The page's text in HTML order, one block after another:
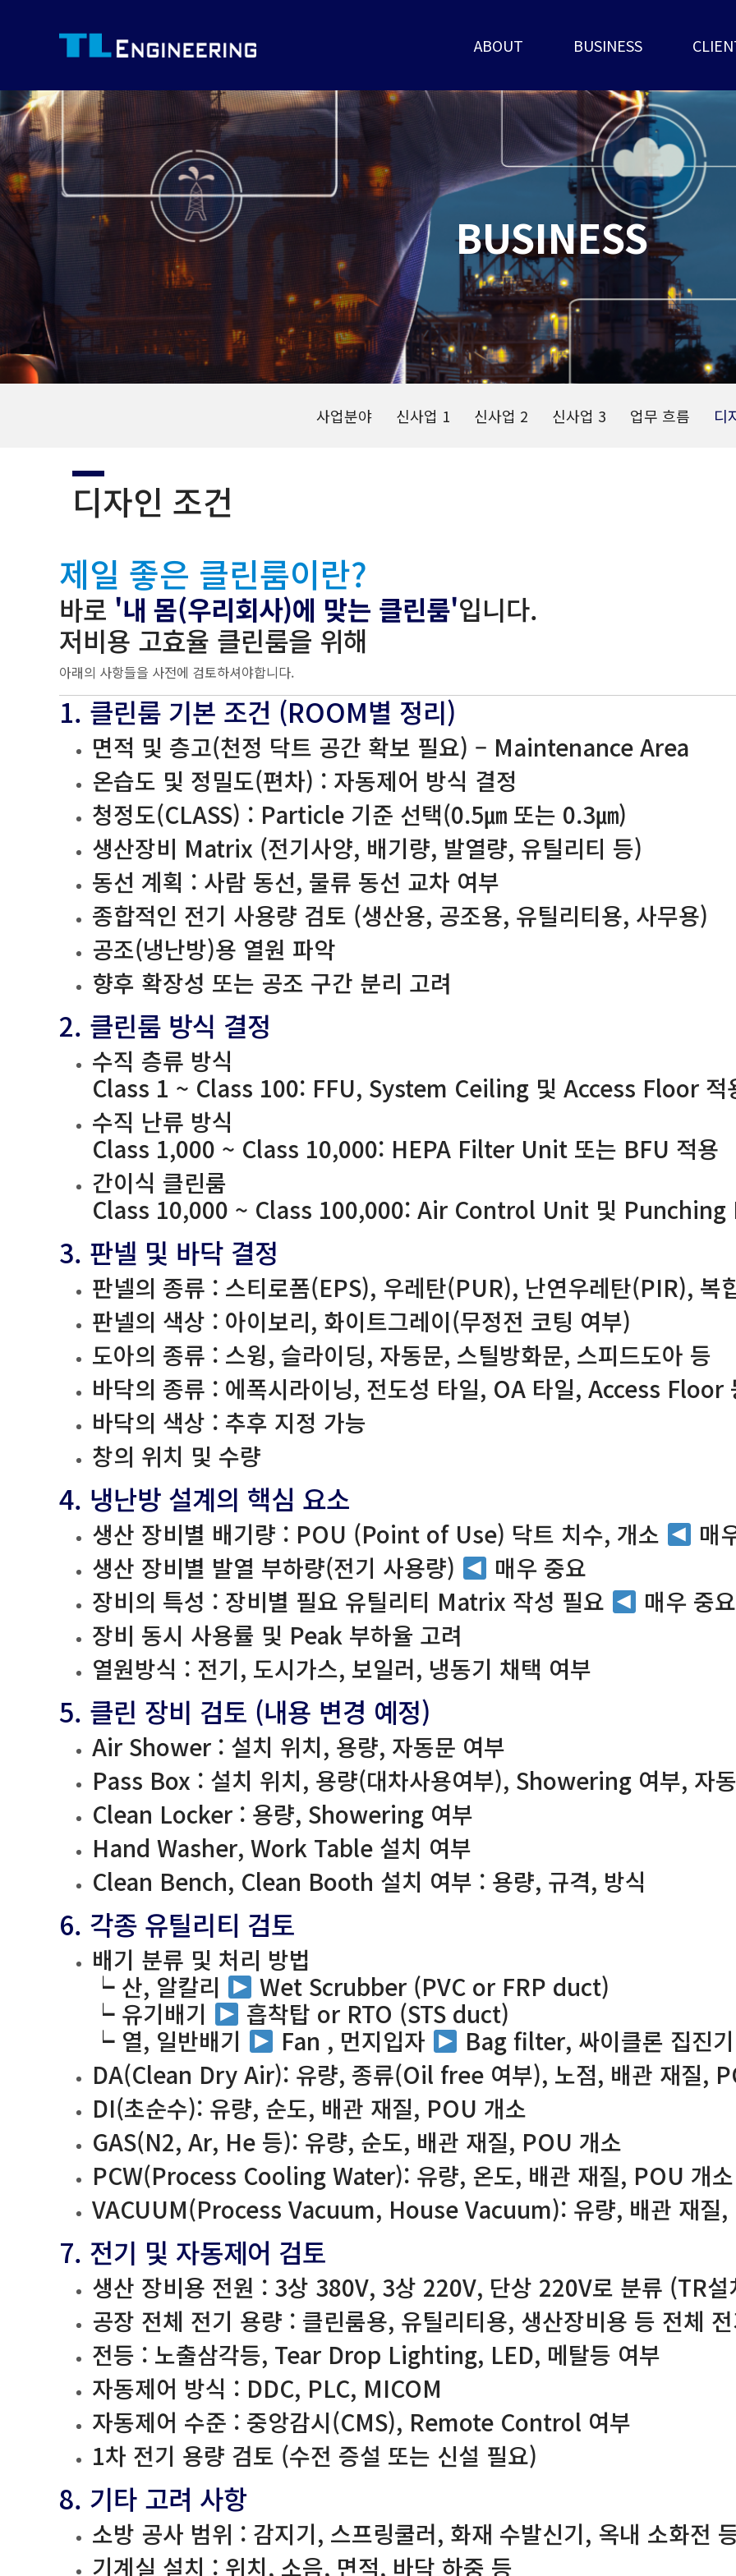
ABOUT BUSINESS
BUSINESS
사업분야 신사업 1 신사업 2 신사업 3 업무 흐름 디
디자인 조건
제일 좋은 클린룸이란?
바로 '내 몸(우리회사)에 맞는 클린룸'입니다.
저비용 고효율 클린룸을 위해
아래의 사항들을 사전에 검토하셔야합니다.
1. 클린룸 기본 조건 (ROOM별 정리)
면적 및 층고(천정 닥트 공간 확보 필요) – Maintenance Area
온습도 및 정밀도(편차) : 자동제어 방식 결정
청정도(CLASS) : Particle 기준 선택(0.5㎛ 또는 0.3㎛)
생산장비 Matrix (전기사양, 배기량, 발열량, 유틸리티 등)
동선 계획 : 사람 동선, 물류 동선 교차 여부
종합적인 전기 사용량 검토 (생산용, 공조용, 유틸리티용, 사무용)
공조(냉난방)용 열원 파악
향후 확장성 또는 공조 구간 분리 고려
2. 클린룸 방식 결정
수직 층류 방식
Class 1 ~ Class 100: FFU, System Ceiling 및 Access Floor 적
수직 난류 방식
Class 1,000 ~ Class 10,000: HEPA Filter Unit 또는 BFU 적용
간이식 클린룸
Class 10,000 ~ Class 100,000: Air Control Unit 및 Punching
3. 판넬 및 바닥 결정
판넬의 종류 : 스티로폼(EPS), 우레탄(PUR), 난연우레탄(PIR), 복
판넬의 색상 : 아이보리, 화이트그레이(무정전 코팅 여부)
도아의 종류 : 스윙, 슬라이딩, 자동문, 스틸방화문, 스피드도아 등
바닥의 종류 : 에폭시라이닝, 전도성 타일, OA 타일, Access Floor
바닥의 색상 : 추후 지정 가능
창의 위치 및 수량
4. 냉난방 설계의 핵심 요소
생산 장비별 배기량 : POU (Point of Use) 닥트 치수, 개소
매
생산 장비별 발열 부하량(전기 사용량)
매우 중요
장비의 특성 : 장비별 필요 유틸리티 Matrix 작성 필요
매우 중요
장비 동시 사용률 및 Peak 부하율 고려
열원방식 : 전기, 도시가스, 보일러, 냉동기 채택 여부
5. 클린 장비 검토 (내용 변경 예정)
Air Shower : 설치 위치, 용량, 자동문 여부
Pass Box : 설치 위치, 용량(대차사용여부), Showering 여부, 자
Clean Locker : 용량, Showering 여부
Hand Washer, Work Table 설치 여부
Clean Bench, Clean Booth 설치 여부 : 용량, 규격, 방식
6. 각종 유틸리티 검토
배기 분류 및 처리 방법
┕ 산, 알칼리
Wet Scrubber (PVC or FRP duct)
┕ 유기배기
흡착탑 or RTO (STS duct)
┕ 열, 일반배기
Fan , 먼지입자
Bag filter, 싸이클론 집진기
DA(Clean Dry Air): 유량, 종류(Oil free 여부), 노점, 배관 재질,
DI(초순수): 유량, 순도, 배관 재질, POU 개소
GAS(N2, Ar, He 등): 유량, 순도, 배관 재질, POU 개소
PCW(Process Cooling Water): 유량, 온도, 배관 재질, POU 개소
VACUUM(Process Vacuum, House Vacuum): 유량, 배관 재질,
7. 전기 및 자동제어 검토
생산 장비용 전원 : 3상 380V, 3상 220V, 단상 220V로 분류 (TR설
공장 전체 전기 용량 : 클린룸용, 유틸리티용, 생산장비용 등 전체
전등 : 노출삼각등, Tear Drop Lighting, LED, 메탈등 여부
자동제어 방식 : DDC, PLC, MICOM
자동제어 수준 : 중앙감시(CMS), Remote Control 여부
1차 전기 용량 검토 (수전 증설 또는 신설 필요)
8. 기타 고려 사항
소방 공사 범위 : 감지기, 스프링쿨러, 화재 수발신기, 옥내 소화전
기계실 설치 : 위치, 소음, 면적, 바닥 하중 등